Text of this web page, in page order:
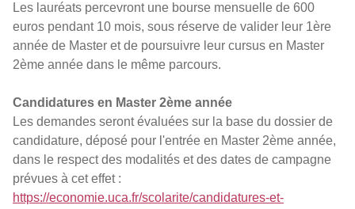
Les lauréats percevront une bourse mensuelle de 600
euros pendant 10 mois, sous réserve de valider leur 1ère
année de Master et de poursuivre leur cursus en Master
2ème année dans le même parcours.
Candidatures en Master 2ème année
Les demandes seront évaluées sur la base du dossier de
candidature, déposé pour l'entrée en Master 2ème année,
dans le respect des modalités et des dates de campagne
prévues à cet effet :
https://economie.uca.fr/scolarite/candidatures-et-